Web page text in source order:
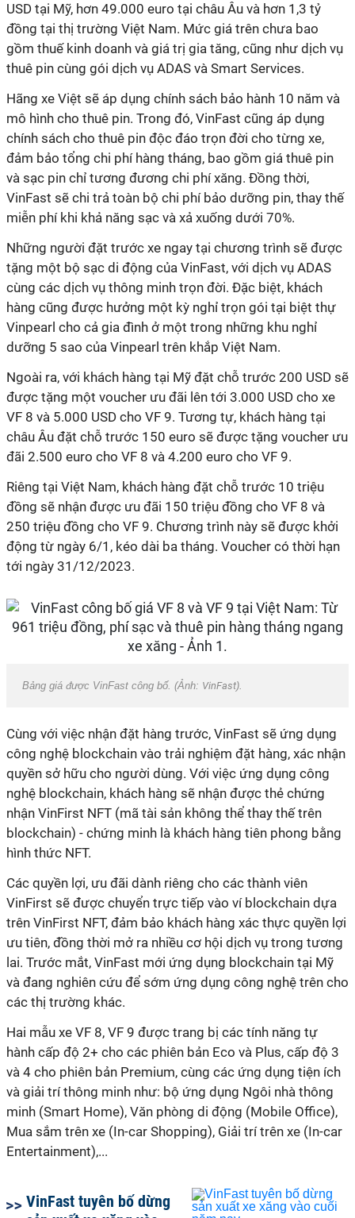
USD tại Mỹ, hơn 49.000 euro tại châu Âu và hơn 1,3 tỷ
đồng tại thị trường Việt Nam. Mức giá trên chưa bao
gồm thuế kinh doanh và giá trị gia tăng, cũng như dịch vụ
thuê pin cùng gói dịch vụ ADAS và Smart Services.
Hãng xe Việt sẽ áp dụng chính sách bảo hành 10 năm và
mô hình cho thuê pin. Trong đó, VinFast cũng áp dụng
chính sách cho thuê pin độc đáo trọn đời cho từng xe,
đảm bảo tổng chi phí hàng tháng, bao gồm giá thuê pin
và sạc pin chỉ tương đương chi phí xăng. Đồng thời,
VinFast sẽ chi trả toàn bộ chi phí bảo dưỡng pin, thay thế
miễn phí khi khả năng sạc và xả xuống dưới 70%.
Những người đặt trước xe ngay tại chương trình sẽ được
tặng một bộ sạc di động của VinFast, với dịch vụ ADAS
cùng các dịch vụ thông minh trọn đời. Đặc biệt, khách
hàng cũng được hưởng một kỳ nghỉ trọn gói tại biệt thự
Vinpearl cho cả gia đình ở một trong những khu nghỉ
dưỡng 5 sao của Vinpearl trên khắp Việt Nam.
Ngoài ra, với khách hàng tại Mỹ đặt chỗ trước 200 USD sẽ
được tặng một voucher ưu đãi lên tới 3.000 USD cho xe
VF 8 và 5.000 USD cho VF 9. Tương tự, khách hàng tại
châu Âu đặt chỗ trước 150 euro sẽ được tặng voucher ưu
đãi 2.500 euro cho VF 8 và 4.200 euro cho VF 9.
Riêng tại Việt Nam, khách hàng đặt chỗ trước 10 triệu
đồng sẽ nhận được ưu đãi 150 triệu đồng cho VF 8 và
250 triệu đồng cho VF 9. Chương trình này sẽ được khởi
động từ ngày 6/1, kéo dài ba tháng. Voucher có thời hạn
tới ngày 31/12/2023.
Bảng giá được VinFast công bố. (Ảnh: VinFast).
Cùng với việc nhận đặt hàng trước, VinFast sẽ ứng dụng
công nghệ blockchain vào trải nghiệm đặt hàng, xác nhận
quyền sở hữu cho người dùng. Với việc ứng dụng công
nghệ blockchain, khách hàng sẽ nhận được thẻ chứng
nhận VinFirst NFT (mã tài sản không thể thay thế trên
blockchain) - chứng minh là khách hàng tiên phong bằng
hình thức NFT.
Các quyền lợi, ưu đãi dành riêng cho các thành viên
VinFirst sẽ được chuyển trực tiếp vào ví blockchain dựa
trên VinFirst NFT, đảm bảo khách hàng xác thực quyền lợi
ưu tiên, đồng thời mở ra nhiều cơ hội dịch vụ trong tương
lai. Trước mắt, VinFast mới ứng dụng blockchain tại Mỹ
và đang nghiên cứu để sớm ứng dụng công nghệ trên cho
các thị trường khác.
Hai mẫu xe VF 8, VF 9 được trang bị các tính năng tự
hành cấp độ 2+ cho các phiên bản Eco và Plus, cấp độ 3
và 4 cho phiên bản Premium, cùng các ứng dụng tiện ích
và giải trí thông minh như: bộ ứng dụng Ngôi nhà thông
minh (Smart Home), Văn phòng di động (Mobile Office),
Mua sắm trên xe (In-car Shopping), Giải trí trên xe (In-car
Entertainment),...
VinFast tuyên bố dừng